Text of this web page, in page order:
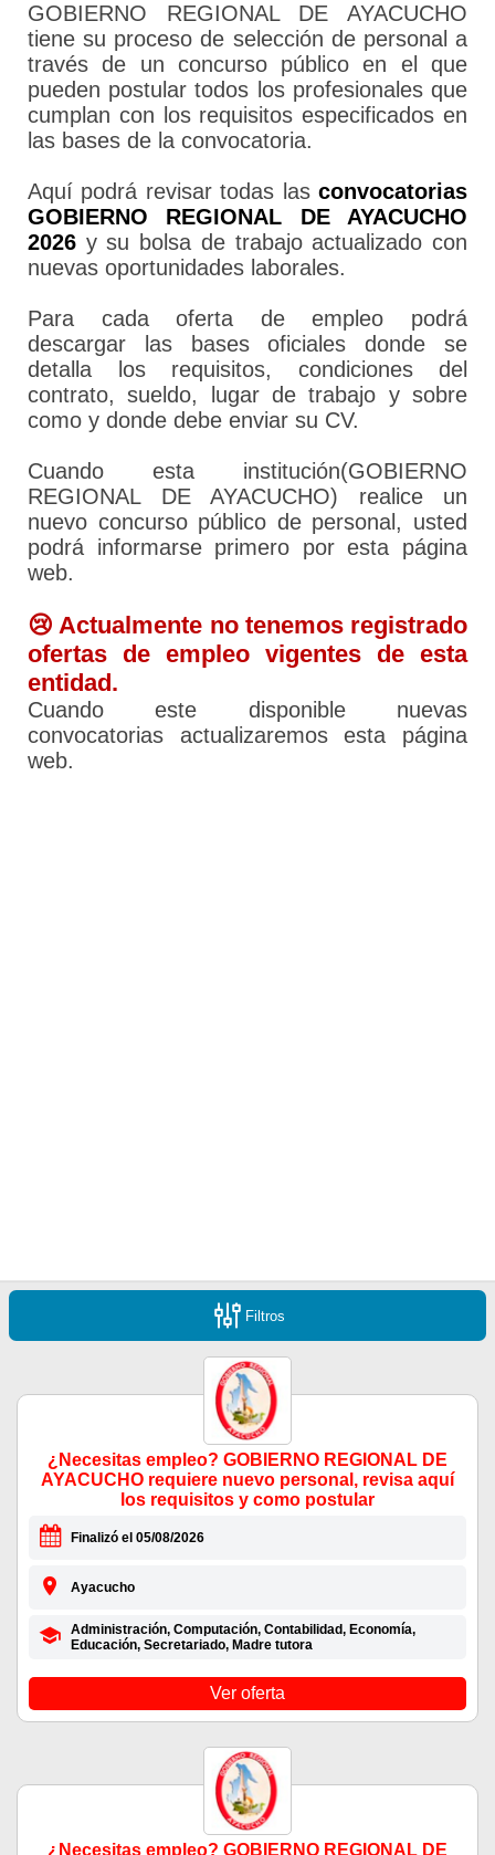
GOBIERNO REGIONAL DE AYACUCHO
tiene su proceso de selección de personal a
través de un concurso público en el que
pueden postular todos los profesionales que
cumplan con los requisitos especificados en
las bases de la convocatoria.
Aquí podrá revisar todas las convocatorias
GOBIERNO REGIONAL DE AYACUCHO
2026 y su bolsa de trabajo actualizado con
nuevas oportunidades laborales.
Para cada oferta de empleo podrá
descargar las bases oficiales donde se
detalla los requisitos, condiciones del
contrato, sueldo, lugar de trabajo y sobre
como y donde debe enviar su CV.
Cuando esta institución(GOBIERNO
REGIONAL DE AYACUCHO) realice un
nuevo concurso público de personal, usted
podrá informarse primero por esta página
web.
😢 Actualmente no tenemos registrado
ofertas de empleo vigentes de esta
entidad.
Cuando este disponible nuevas
convocatorias actualizaremos esta página
web.
Filtros
¿Necesitas empleo? GOBIERNO REGIONAL DE
AYACUCHO requiere nuevo personal, revisa aquí
los requisitos y como postular
Finalizó el 05/08/2026
Ayacucho
Administración, Computación, Contabilidad, Economía,
Educación, Secretariado, Madre tutora
Ver oferta
¿Necesitas empleo? GOBIERNO REGIONAL DE